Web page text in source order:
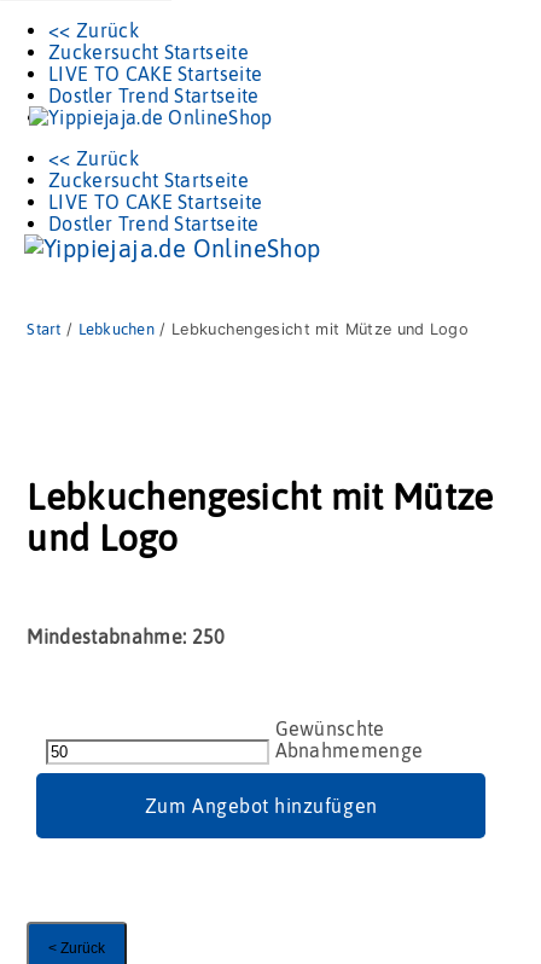
<< Zurück
Zuckersucht Startseite
LIVE TO CAKE Startseite
Dostler Trend Startseite
<< Zurück
Zuckersucht Startseite
LIVE TO CAKE Startseite
Dostler Trend Startseite
Start / Lebkuchen/ Lebkuchengesicht mit Mütze und Logo
Lebkuchengesicht mit Mütze
und Logo
Mindestabnahme: 250
mit
Mütze
Menge
Zum Angebot hinzufügen
< Zurück